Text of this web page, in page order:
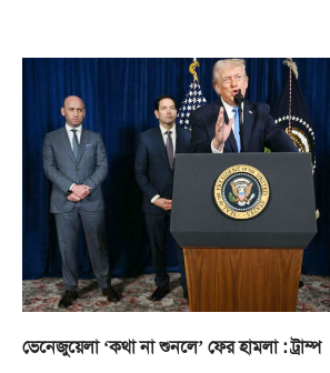
ভেনেজুয়েলা ‘কথা না শুনলে’ ফের হামলা : ট্রাম্প